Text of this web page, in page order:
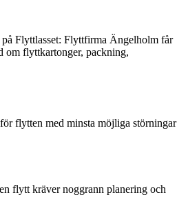
Flyttlasset: Flyttfirma Ängelholm får
om flyttkartonger, packning,
flytten med minsta möjliga störningar
flytt kräver noggrann planering och